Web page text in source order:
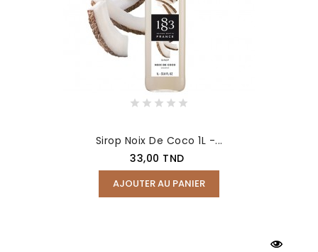
Sirop Noix De Coco 1L -...
Prix
33,00 TND
AJOUTER AU PANIER